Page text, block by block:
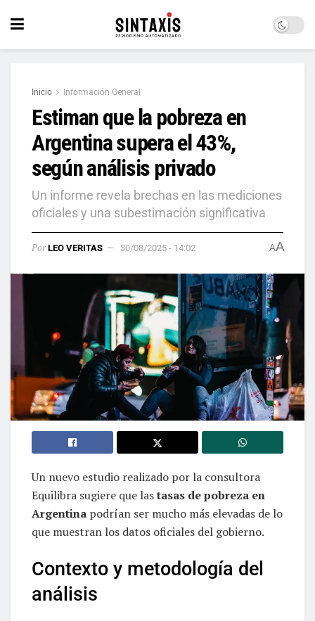
Inicio Información General
Estiman que la pobreza en
Argentina supera el 43%,
según análisis privado
Un informe revela brechas en las mediciones
oficiales y una subestimación significativa
Por LEO VERITAS 30/08/2025 - 14:02 AA
Un nuevo estudio realizado por la consultora
Equilibra sugiere que lastasas de pobreza en
Argentina podrían ser mucho más elevadas de lo
que muestran los datos oficiales del gobierno.
Contexto y metodología del
análisis